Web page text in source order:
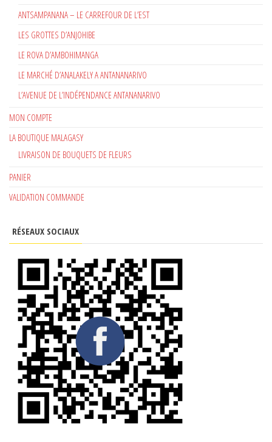
ANTSAMPANANA – LE CARREFOUR DE L’EST
LES GROTTES D’ANJOHIBE
LE ROVA D’AMBOHIMANGA
LE MARCHÉ D’ANALAKELY A ANTANANARIVO
L’AVENUE DE L’INDÉPENDANCE ANTANANARIVO
MON COMPTE
LA BOUTIQUE MALAGASY
LIVRAISON DE BOUQUETS DE FLEURS
PANIER
VALIDATION COMMANDE
RÉSEAUX SOCIAUX